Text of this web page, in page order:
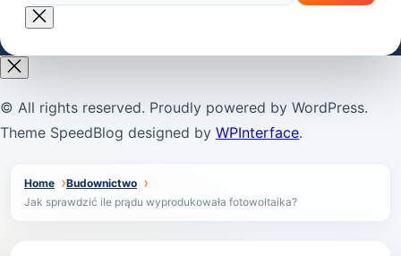
Close
search
© All rights reserved. Proudly powered by WordPress.
Theme SpeedBlog designed by WPInterface.
Home
Budownictwo
Jak sprawdzić ile prądu wyprodukowała fotowoltaika?